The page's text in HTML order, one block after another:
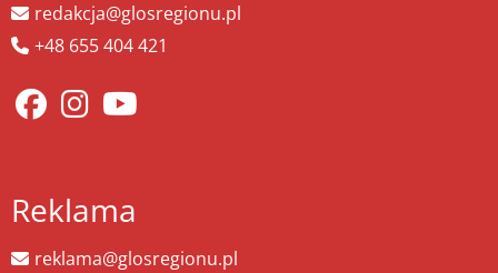
redakcja@glosregionu.pl
+48 655 404 421
Reklama
reklama@glosregionu.pl